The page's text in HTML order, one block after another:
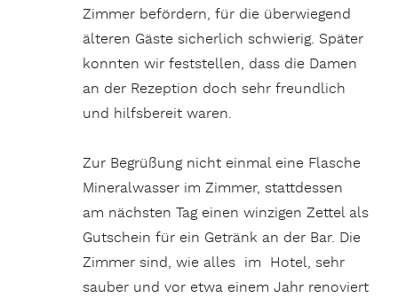
Zimmer befördern, für die überwiegend
älteren Gäste sicherlich schwierig. Später
konnten wir feststellen, dass die Damen
an der Rezeption doch sehr freundlich
und hilfsbereit waren.
Zur Begrüßung nicht einmal eine Flasche
Mineralwasser im Zimmer, stattdessen
am nächsten Tag einen winzigen Zettel als
Gutschein für ein Getränk an der Bar. Die
Zimmer sind, wie alles im Hotel, sehr
sauber und vor etwa einem Jahr renoviert